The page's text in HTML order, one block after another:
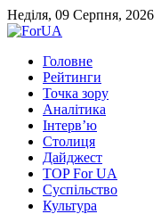
Неділя, 09 Серпня, 2026
Головне
Рейтинги
Точка зору
Аналітика
Інтерв’ю
Столиця
Дайджест
TOP For UA
Суспiльство
Культура